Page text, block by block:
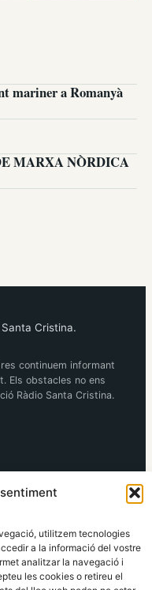
utilitzem tecnologies
a la informació del vostre
analitzar la navegació i
les cookies o retireu el
mariner a Romanyà
MARXA NÒRDICA
Cristina.
continuem informant
Els obstacles no ens
Ràdio Santa Cristina.